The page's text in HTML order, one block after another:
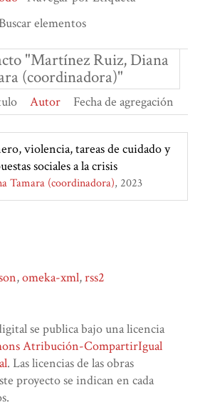
elementos
"Martínez Ruiz, Diana
(coordinadora)"
Autor Fecha de agregación
violencia, tareas de cuidado y
sociales a la crisis
Tamara (coordinadora) 2023
,omeka-xml,rss2
se publica bajo una licencia
Atribución-CompartirIgual
. Las licencias de las obras
proyecto se indican en cada